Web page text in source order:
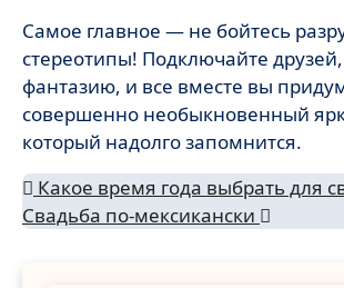
Самое главное — не бойтесь
стереотипы! Подключайте
фантазию, и все вместе вы
совершенно необыкновенный
который надолго запомнится.
Навигация
по
Какое время года выбрать для
Свадьба по-мексикански